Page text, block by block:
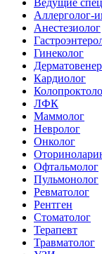
Аллерголог-
Анестезиолог
Гинеколог
Кардиолог
ЛФК
Маммолог
Невролог
Онколог
Офтальмолог
Пульмонолог
Ревматолог
Рентген
Стоматолог
Терапевт
Травматолог